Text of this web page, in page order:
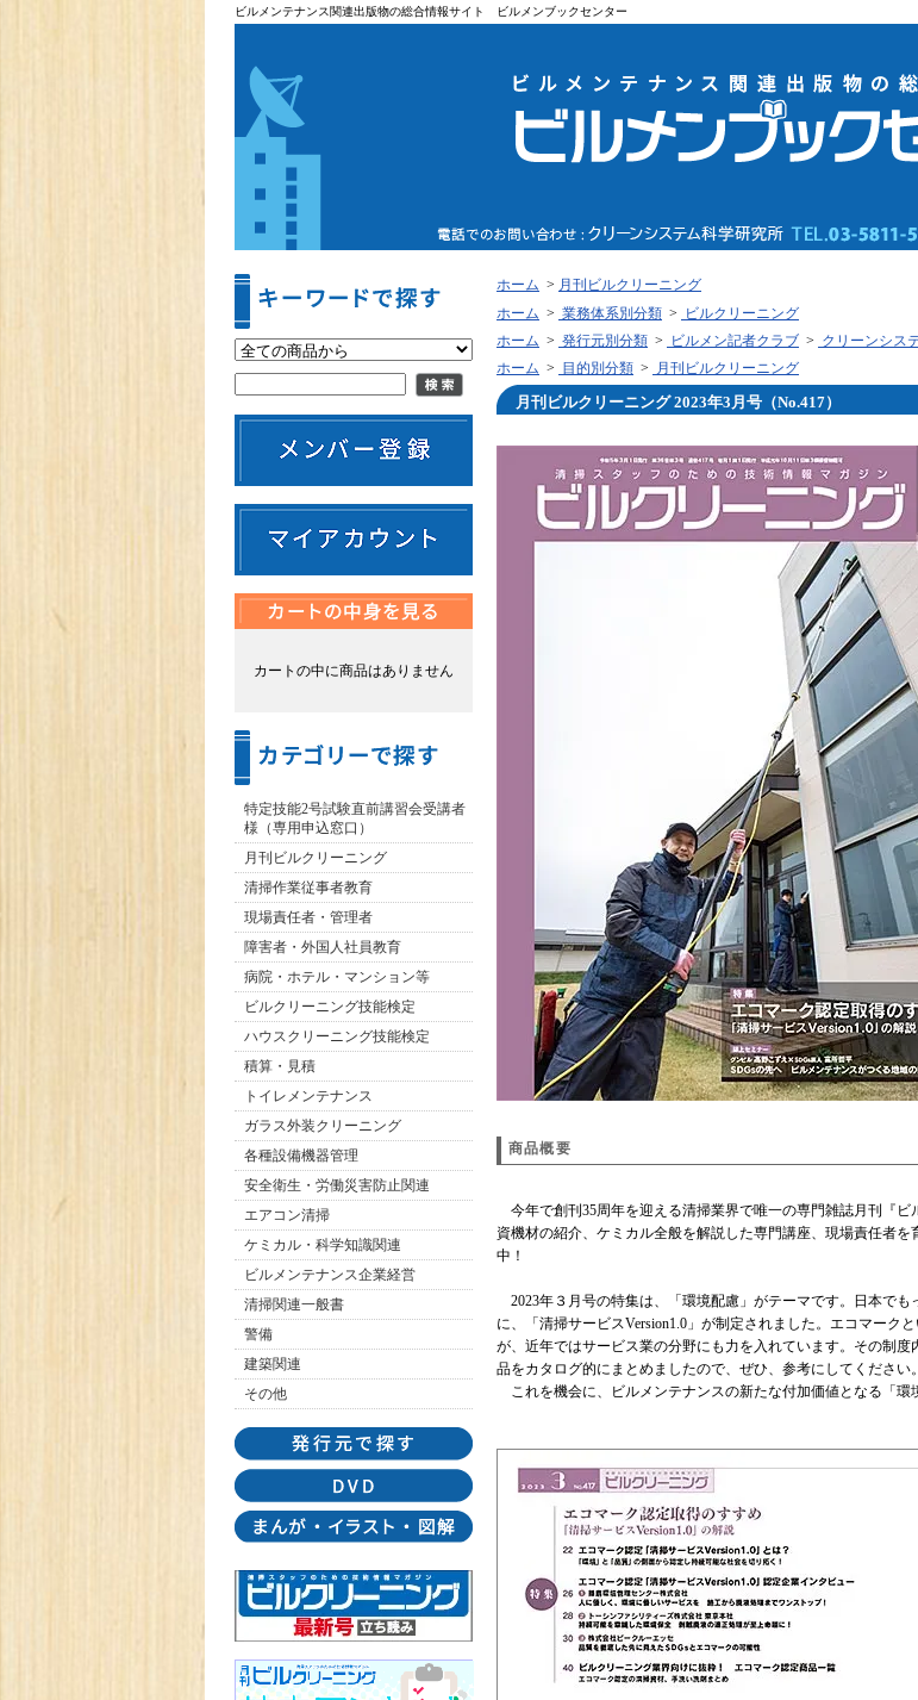
ビルメンテナンス関連出版物の総合情報サイト ビルメンブックセンター
カートの中に商品はありません
特定技能2号試験直前講習会受講者
様（専用申込窓口）
月刊ビルクリーニング
清掃作業従事者教育
現場責任者・管理者
障害者・外国人社員教育
病院・ホテル・マンション等
ビルクリーニング技能検定
ハウスクリーニング技能検定
積算・見積
トイレメンテナンス
ガラス外装クリーニング
各種設備機器管理
安全衛生・労働災害防止関連
エアコン清掃
ケミカル・科学知識関連
ビルメンテナンス企業経営
清掃関連一般書
警備
建築関連
その他
ホーム > 月刊ビルクリーニング
ホーム > 業務体系別分類 >
ビルクリーニング
ホーム > 発行元別分類 > ビルメン記者クラブ > クリーンシス
ホーム > 目的別分類 > 月刊ビルクリーニング
月刊ビルクリーニング 2023年3月号（No.417）
商品概要
今年で創刊35周年を迎える清掃業界で唯一の専門雑誌月刊『
資機材の紹介、ケミカル全般を解説した専門講座、現場責任者
中！
2023年３月号の特集は、「環境配慮」がテーマです。日本でも
に、「清掃サービスVersion1.0」が制定されました。エコマーク
が、近年ではサービス業の分野にも力を入れています。その制
品をカタログ的にまとめましたので、ぜひ、参考にしてください。
これを機会に、ビルメンテナンスの新たな付加価値となる「環